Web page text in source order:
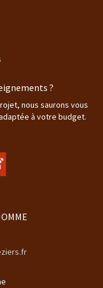
?
nous saurons vous
à votre budget.